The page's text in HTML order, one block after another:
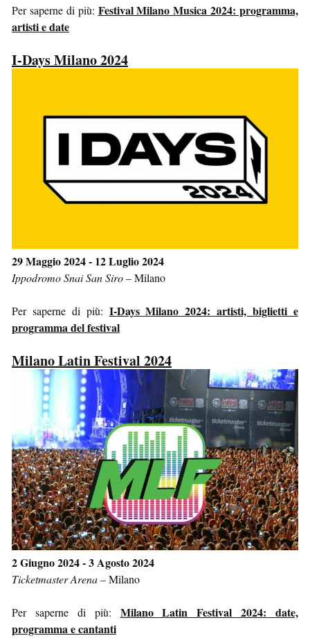
Per saperne di più: Festival Milano Musica 2024: programma,
artisti e date
I-Days Milano 2024
29 Maggio 2024 - 12 Luglio 2024
Ippodromo Snai San Siro–Milano
Per saperne di più: I-Days Milano 2024: artisti, biglietti e
programma del festival
Milano Latin Festival 2024
2 Giugno 2024 - 3 Agosto 2024
Ticketmaster Arena–Milano
Per saperne di più: Milano Latin Festival 2024: date,
programma e cantanti